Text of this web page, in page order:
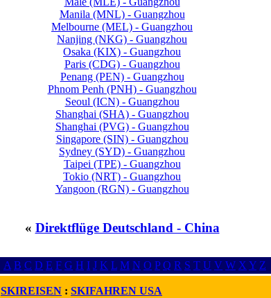
Manila (MNL) - Guangzhou
Melbourne (MEL) - Guangzhou
Nanjing (NKG) - Guangzhou
Osaka (KIX) - Guangzhou
Paris (CDG) - Guangzhou
Penang (PEN) - Guangzhou
Phnom Penh (PNH) - Guangzhou
Seoul (ICN) - Guangzhou
Shanghai (SHA) - Guangzhou
Shanghai (PVG) - Guangzhou
Singapore (SIN) - Guangzhou
Sydney (SYD) - Guangzhou
Taipei (TPE) - Guangzhou
Tokio (NRT) - Guangzhou
Yangoon (RGN) - Guangzhou
« Direktflüge Deutschland - China
A B C D E F G H I J K L M N O P Q R S T U V W X Y Z
SKIREISEN : SKIFAHREN USA